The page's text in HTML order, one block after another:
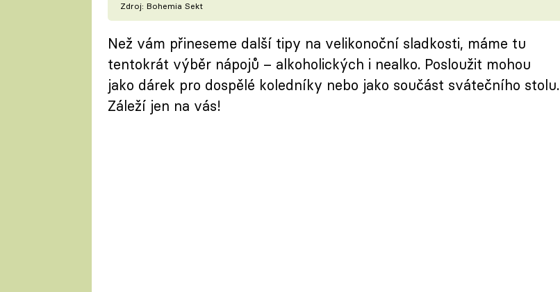
Zdroj: Bohemia Sekt
Než vám přineseme další tipy na velikonoční sladkosti, máme tu
tentokrát výběr nápojů – alkoholických i nealko. Posloužit mohou
jako dárek pro dospělé koledníky nebo jako součást svátečního stolu.
Záleží jen na vás!